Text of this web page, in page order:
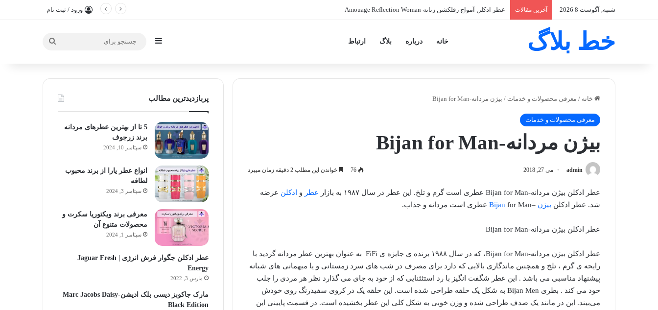
شنبه, آگوست 8 2026 آخرین مقالات عطر ادکلن آمواج رفلکشن زنانه-Amouage Reflection Woman ورود / ثبت نام
خط بلاگ خانه درباره بلاگ ارتباط سایدبار جستجو
خانه / معرفی محصولات و خدمات / بیژن مردانه-Bijan for Man
معرفی محصولات و خدمات
بیژن مردانه-Bijan for Man
admin می 27, 2018 76 خواندن این مطلب 2 دقیقه زمان میبرد
عطر ادکلن بیژن مردانه-Bijan for Man عطری است گرم و تلخ. این عطر در سال ۱۹۸۷ به بازار عطر و ادکلن عرضه
شد. عطر ادکلن بیژن –
Bijan for Man عطری است مردانه و جذاب.
عطر ادکلن بیژن مردانه-Bijan for Man
عطر ادکلن بیژن مردانه-Bijan for Man، که در سال ۱۹۸۸ برنده ی جایزه ی FiFi به عنوان بهترین عطر مردانه گردید با
رایحه ی گرم ، تلخ و همچنین ماندگاری بالایی که دارد برای مصرف در شب های سرد زمستانی و یا میهمانی های شبانه
پیشنهاد مناسبی می باشد . این عطر شگفت انگیز با رد استثثنایی که از خود به جای می گذارد نظر هر مردی را جلب
خود می کند . بطری Bijan Men به شکل یک حلقه طراحی شده است. این حلقه یک در کروی سفیدرنگ روی خودش
می‌بیند. این در مانند یک صدف طراحی شده و وزن خوبی به شکل کلی این عطر بخشیده است. در قسمت پایینی این
پربازدیدترین مطالب
5 تا از بهترین عطرهای مردانه
برند زرجوف
سپتامبر 10, 2024
انواع عطر یارا از برند محبوب
لطافه
سپتامبر 3, 2024
معرفی برند ویکتوریا سکرت و
محصولات متنوع آن
سپتامبر 1, 2024
عطر ادکلن جگوار فرش انرژی | Jaguar Fresh
Energy
مارس 3, 2022
مارک جاکوبز دیسی بلک ادیشن-Marc Jacobs Daisy
Black Edition